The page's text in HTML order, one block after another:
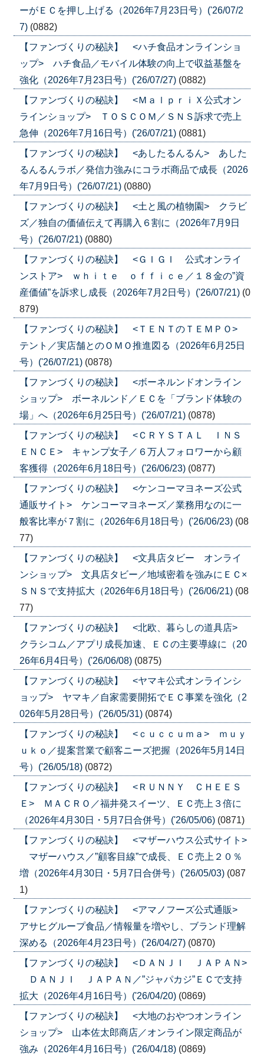
ーがＥＣを押し上げる（2026年7月23日号）('26/07/2
7) (0882)
【ファンづくりの秘訣】 <ハチ食品オンラインショ
ップ> ハチ食品／モバイル体験の向上で収益基盤を
強化（2026年7月23日号）('26/07/27) (0882)
【ファンづくりの秘訣】 <ＭａｌｐｒｉＸ公式オン
ラインショップ> ＴＯＳＣＯＭ／ＳＮＳ訴求で売上
急伸（2026年7月16日号）('26/07/21) (0881)
【ファンづくりの秘訣】 <あしたるんるん> あした
るんるんラボ／発信力強みにコラボ商品で成長（2026
年7月9日号）('26/07/21) (0880)
【ファンづくりの秘訣】 <土と風の植物園> クラビ
ズ／独自の価値伝えて再購入６割に（2026年7月9日
号）('26/07/21) (0880)
【ファンづくりの秘訣】 <ＧＩＧＩ 公式オンライ
ンストア> ｗｈｉｔｅ ｏｆｆｉｃｅ／１８金の”資
産価値”を訴求し成長（2026年7月2日号）('26/07/21) (0
879)
【ファンづくりの秘訣】 <ＴＥＮＴのＴＥＭＰＯ>
テント／実店舗とのＯＭＯ推進図る（2026年6月25日
号）('26/07/21) (0878)
【ファンづくりの秘訣】 <ボーネルンドオンライン
ショップ> ボーネルンド／ＥＣを「ブランド体験の
場」へ（2026年6月25日号）('26/07/21) (0878)
【ファンづくりの秘訣】 <ＣＲＹＳＴＡＬ ＩＮＳ
ＥＮＣＥ> キャンプ女子／６万人フォロワーから顧
客獲得（2026年6月18日号）('26/06/23) (0877)
【ファンづくりの秘訣】 <ケンコーマヨネーズ公式
通販サイト> ケンコーマヨネーズ／業務用なのに一
般客比率が７割に（2026年6月18日号）('26/06/23) (08
77)
【ファンづくりの秘訣】 <文具店タビー オンライ
ンショップ> 文具店タビー／地域密着を強みにＥＣ×
ＳＮＳで支持拡大（2026年6月18日号）('26/06/21) (08
77)
【ファンづくりの秘訣】 <北欧、暮らしの道具店>
クラシコム／アプリ成長加速、ＥＣの主要導線に（20
26年6月4日号）('26/06/08) (0875)
【ファンづくりの秘訣】 <ヤマキ公式オンラインシ
ョップ> ヤマキ／自家需要開拓でＥＣ事業を強化（2
026年5月28日号）('26/05/31) (0874)
【ファンづくりの秘訣】 <ｃｕｃｃｕｍａ> ｍｕｙ
ｕｋｏ／提案営業で顧客ニーズ把握（2026年5月14日
号）('26/05/18) (0872)
【ファンづくりの秘訣】 <ＲＵＮＮＹ ＣＨＥＥＳ
Ｅ> ＭＡＣＲＯ／福井発スイーツ、ＥＣ売上３倍に
（2026年4月30日・5月7日合併号）('26/05/06) (0871)
【ファンづくりの秘訣】 <マザーハウス公式サイト>
マザーハウス／”顧客目線”で成長、ＥＣ売上２０％
増（2026年4月30日・5月7日合併号）('26/05/03) (087
1)
【ファンづくりの秘訣】 <アマノフーズ公式通販>
アサヒグループ食品／情報量を増やし、ブランド理解
深める（2026年4月23日号）('26/04/27) (0870)
【ファンづくりの秘訣】 <ＤＡＮＪＩ ＪＡＰＡＮ>
ＤＡＮＪＩ ＪＡＰＡＮ／”ジャパカジ”ＥＣで支持
拡大（2026年4月16日号）('26/04/20) (0869)
【ファンづくりの秘訣】 <大地のおやつオンライン
ショップ> 山本佐太郎商店／オンライン限定商品が
強み（2026年4月16日号）('26/04/18) (0869)